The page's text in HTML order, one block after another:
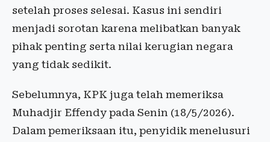
setelah proses selesai. Kasus ini sendiri
menjadi sorotan karena melibatkan banyak
pihak penting serta nilai kerugian negara
yang tidak sedikit.
Sebelumnya, KPK juga telah memeriksa
Muhadjir Effendy pada Senin (18/5/2026).
Dalam pemeriksaan itu, penyidik menelusuri